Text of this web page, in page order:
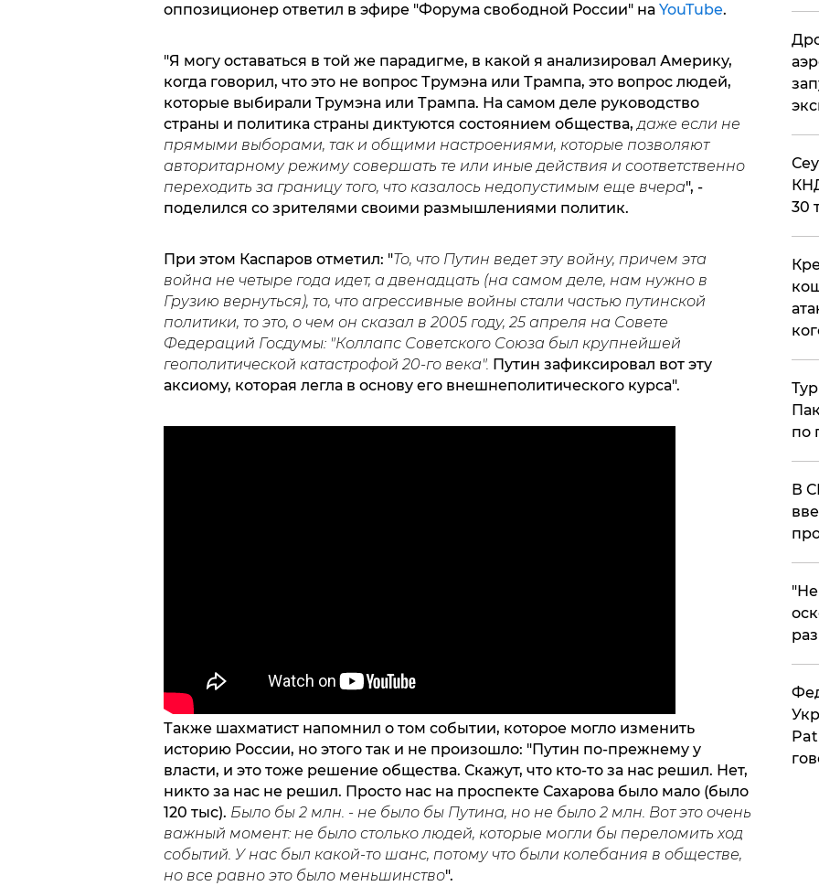
оппозиционер ответил в эфире "Форума свободной России" на YouTube.
"Я могу оставаться в той же парадигме, в какой я анализировал Америку,
когда говорил, что это не вопрос Трумэна или Трампа, это вопрос людей,
которые выбирали Трумэна или Трампа. На самом деле руководство
страны и политика страны диктуются состоянием общества,даже если не
прямыми выборами, так и общими настроениями, которые позволяют
авторитарному режиму совершать те или иные действия и соответственно
переходить за границу того, что казалось недопустимым еще вчера", -
поделился со зрителями своими размышлениями политик.
При этом Каспаров отметил: "То, что Путин ведет эту войну, причем эта
война не четыре года идет, а двенадцать (на самом деле, нам нужно в
Грузию вернуться), то, что агрессивные войны стали частью путинской
политики, то это, о чем он сказал в 2005 году, 25 апреля на Совете
Федераций Госдумы: "Коллапс Советского Союза был крупнейшей
геополитической катастрофой 20-го века". Путин зафиксировал вот эту
аксиому, которая легла в основу его внешнеполитического курса".
Также шахматист напомнил о том событии, которое могло изменить
историю России, но этого так и не произошло: "Путин по-прежнему у
власти, и это тоже решение общества. Скажут, что кто-то за нас решил. Нет,
никто за нас не решил. Просто нас на проспекте Сахарова было мало (было
120 тыс). Было бы 2 млн. - не было бы Путина, но не было 2 млн. Вот это очень
важный момент: не было столько людей, которые могли бы переломить ход
событий. У нас был какой-то шанс, потому что были колебания в обществе,
но все равно это было меньшинство".
30
по
В